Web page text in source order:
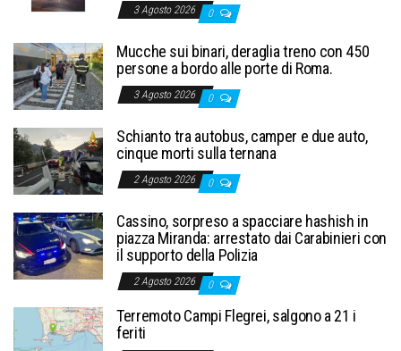
3 Agosto 2026 0
Mucche sui binari, deraglia treno con 450
persone a bordo alle porte di Roma.
3 Agosto 2026 0
Schianto tra autobus, camper e due auto,
cinque morti sulla ternana
2 Agosto 2026 0
Cassino, sorpreso a spacciare hashish in
piazza Miranda: arrestato dai Carabinieri con
il supporto della Polizia
2 Agosto 2026 0
Terremoto Campi Flegrei, salgono a 21 i
feriti